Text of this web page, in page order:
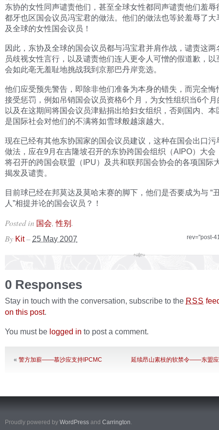
东协的女性同声谴责他们，甚至全球女性都同声谴责他们羞辱
都牙也区国会议员冯宝君的做法。他们的做法也等於羞辱了大
及全球的女性国会议员！
因此，东协及全球的国会议员都与冯宝君并肩作战，谴责这两
员歧视女性言行，以及谴责他们连人更令人可憎的假道歉，以
会如此亳无羞耻地挑战我到京那巴丹岸竞选。
他们应受预先警告，即除非他们准备为本身的错失，而完全悔
接受惩罚，例如吊销国会议员资格6个月，为女性组织当6个
以及在这期间将国会议员津贴捐出给妇女组织，否则国内、本
是国际社会对他们的不满将如雪球般越滚越大。
现在已经有其他东协国家的国会议员建议，这种在国会出口污
做法，应在9月在吉隆坡召开的东协跨国会组织（AIPO）大会
将召开的跨国会联盟（IPU）及共和联邦国会协会的各项国际
揭发及谴责。
目前球已经在邦莫达及莫哈末赛的脚下，他们是否要成为与 “
人”相提并论的国会议员？！
Posted in 国会,性别.
rev="post-
By Kit – 25 May 2007
0 Responses
Stay in touch with the conversation, subscribe to the RSS
on this post.
You must be logged in to post a comment.
« 警方加薪——慕沙应支持IPCMC 延续昂山素枝的软禁令——东盟
Proudly powered by WordPress and Carrington.